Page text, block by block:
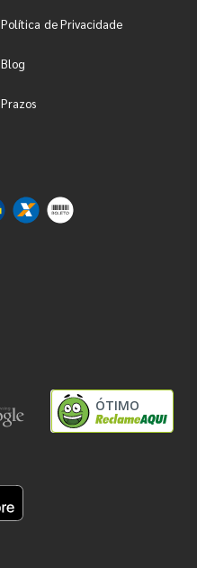
Política de Privacidade
Blog
Prazos
ÓTIMO